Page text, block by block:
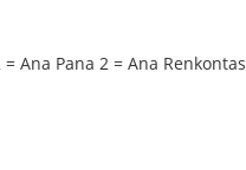
Ana Pana 2 = Ana Renkontas